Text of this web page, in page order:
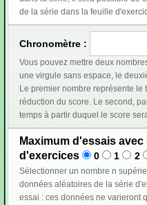
de la série dans la feuille
Chronomètre :
Vous pouvez mettre deux
une virgule sans espace, le
Le premier nombre représente
réduction du score. Le second, par défaut égal au premier, représente le
temps à partir duquel le score
Maximum d'essais
d'exercices
0 1 2
Sélectionner un nombre n supérieur
données aléatoires de la série
essai : ces données ne varieront qu'en cas de bonne réponse ou après